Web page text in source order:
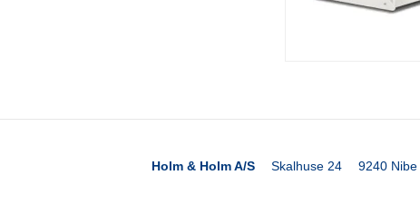
Holm & Holm A/S Skalhuse 24 9240 Nibe